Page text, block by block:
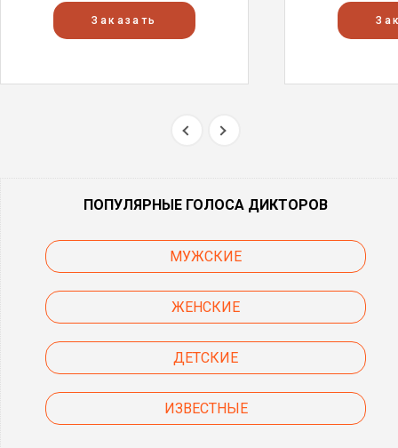
Заказать
ПОПУЛЯРНЫЕ ГОЛОСА ДИКТОРОВ
МУЖСКИЕ
ЖЕНСКИЕ
ДЕТСКИЕ
ИЗВЕСТНЫЕ